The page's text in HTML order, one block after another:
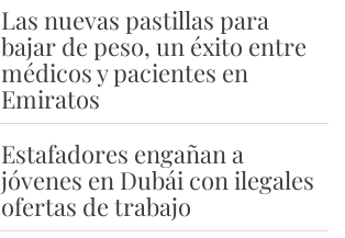
Las nuevas pastillas para
bajar de peso, un éxito entre
médicos y pacientes en
Emiratos
Estafadores engañan a
jóvenes en Dubái con ilegales
ofertas de trabajo